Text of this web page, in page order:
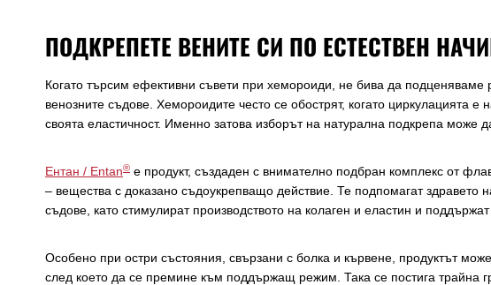
ПОДКРЕПЕТЕ ВЕНИТЕ СИ ПО ЕСТЕСТВЕН
Когато търсим ефективни съвети при хемороиди, не бива да
венозните съдове. Хемороидите често се обострят, когато циркулацията е
своята еластичност. Именно затова изборът на натурална подкрепа може
Ентан / Entan® е продукт, създаден с внимателно подбран комплекс от
– вещества с доказано съдоукрепващо действие. Те подпомагат здравето
съдове, като стимулират производството на колаген и еластин и поддържат
Особено при остри състояния, свързани с болка и кървене, продуктът
след което да се премине към поддържащ режим. Така се постига трайна